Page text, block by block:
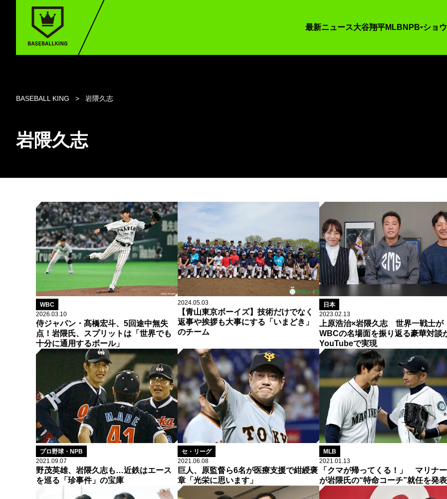
最新ニュース大谷翔平MLB NPB ショ
BASEBALL KING 岩隈久志
岩隈久志
WBC
2026.03.10
侍ジャパン・髙橋宏斗、5回途中無失
点！岩隈氏、スプリットは「世界でも
十分に通用するボール」
2024.05.03
【青山東京ボーイズ】技術だけでなく
返事や挨拶も大事にする「いまどき」
のチーム
日本
2023.02.13
上原浩治×岩隈久志 世界一戦士が
WBCの名場面を振り返る豪華対談
YouTubeで実現
プロ野球・NPB
2021.09.07
野茂英雄、岩隈久志も…近鉄はエース
を巡る「珍事件」の宝庫
セ・リーグ
2021.06.08
巨人、原監督ら6名が医療支援で紺綬褒
章「光栄に思います」
MLB
2021.01.13
「クマが帰ってくる！」 マリナ
が岩隈氏の“特命コーチ”就任を発表